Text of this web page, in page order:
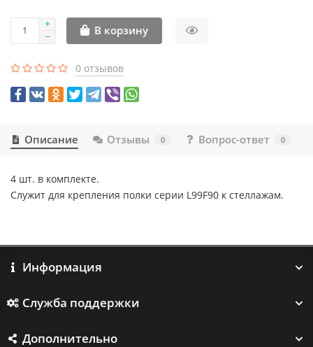
В корзину
0 отзывов
Описание Отзывы 0 Вопрос-ответ 0
4 шт. в комплекте.
Служит для крепления полки серии L99F90 к стеллажам.
Информация
Служба поддержки
Дополнительно